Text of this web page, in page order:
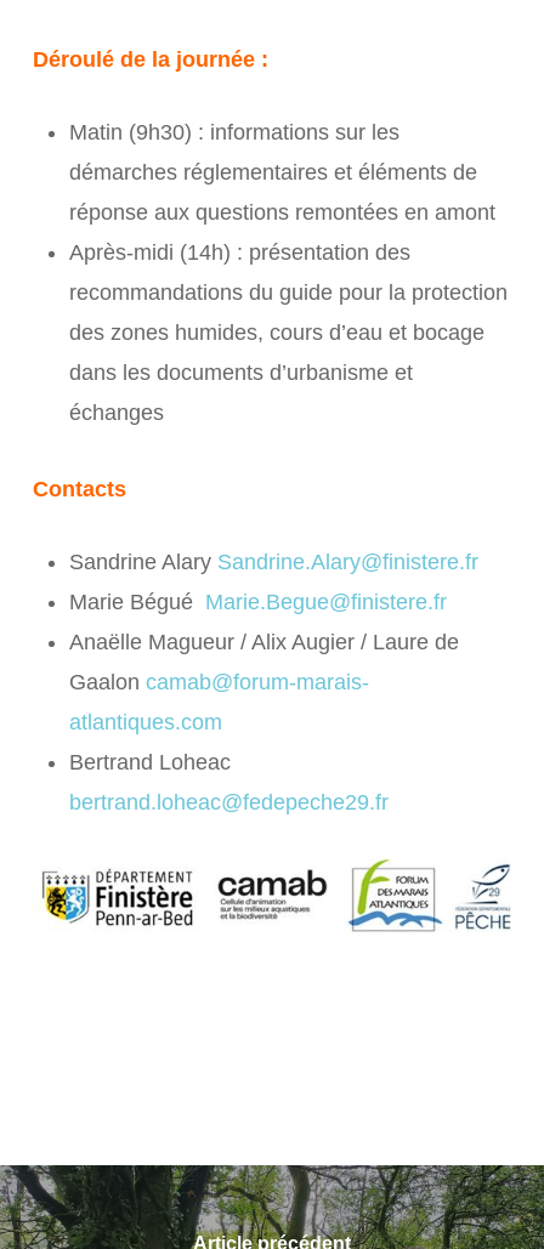
Déroulé de la journée :
Matin (9h30) : informations sur les
démarches réglementaires et éléments de
réponse aux questions remontées en amont
Après-midi (14h) : présentation des
recommandations du guide pour la protection
des zones humides, cours d’eau et bocage
dans les documents d’urbanisme et
échanges
Contacts
Sandrine Alary Sandrine.Alary@finistere.fr
Marie Bégué Marie.Begue@finistere.fr
Anaëlle Magueur / Alix Augier / Laure de
Gaalon camab@forum-marais-
atlantiques.com
Bertrand Loheac
bertrand.loheac@fedepeche29.fr
Article précédent